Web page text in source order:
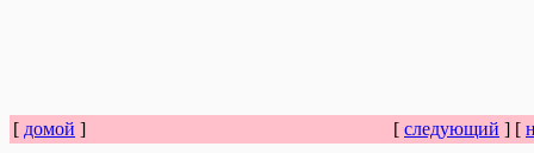
[ домой ] [ следующий ] [